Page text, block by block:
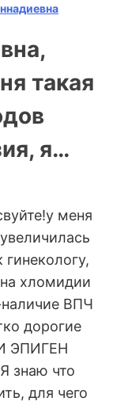
такая
я…
меня
хломидии
наличие ВПЧ
дорогие
ЭПИГЕН
знаю что
для чего